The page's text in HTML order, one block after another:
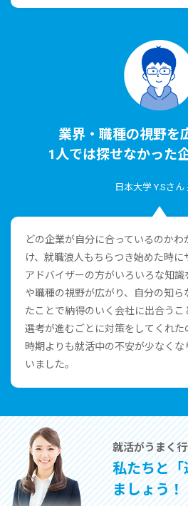
業界・職種の視野を
1⼈では探せなかった
⽇本⼤学 Y.Sさん
どの企業が⾃分に合っているのか
け、就職浪⼈もちらつき始めた時に
アドバイザーの⽅がいろいろな知
や職種の視野が広がり、⾃分の知ら
たことで納得のいく会社に出合うこ
選考が進むごとに対策をしてくれた
時期よりも就活中の不安が少なく
いました。
就活がうまく
私たちと「
ましょう！